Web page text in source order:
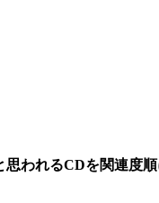
われるCDを関連度